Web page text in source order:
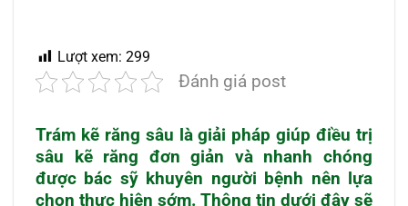
Lượt xem: 299
Đánh giá post
Trám kẽ răng sâu là giải pháp giúp điều trị
sâu kẽ răng đơn giản và nhanh chóng
được bác sỹ khuyên người bệnh nên lựa
chọn thực hiện sớm. Thông tin dưới đây sẽ